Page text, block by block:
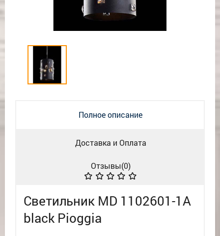
Полное описание
Доставка и Оплата
Отзывы(0)
Светильник MD 1102601-1A
black Pioggia